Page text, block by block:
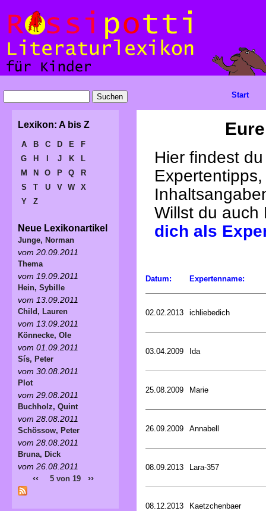
Hier findest
Willst du
dich als
Datum: Expertenname:
02.02.2013 ichliebedich
03.04.2009 Ida
25.08.2009 Marie
26.09.2009 Annabell
08.09.2013 Lara-357
08.12.2013 Kaetzchenbaer
Start
Lexikon: A bis Z
A B C D E
F
G
H J K
L
M
N O P Q
R
S
T U V W
X
Y
Z
Neue Lexikonartikel
Junge, Norman
vom 20.09.2011
Thema
vom 19.09.2011
Hein, Sybille
vom 13.09.2011
Child, Lauren
vom 13.09.2011
Könnecke, Ole
vom 01.09.2011
Sís, Peter
vom 30.08.2011
Plot
vom 29.08.2011
Buchholz, Quint
vom 28.08.2011
Schössow, Peter
vom 28.08.2011
Bruna, Dick
vom 26.08.2011
‹‹ 5 von 19 ››